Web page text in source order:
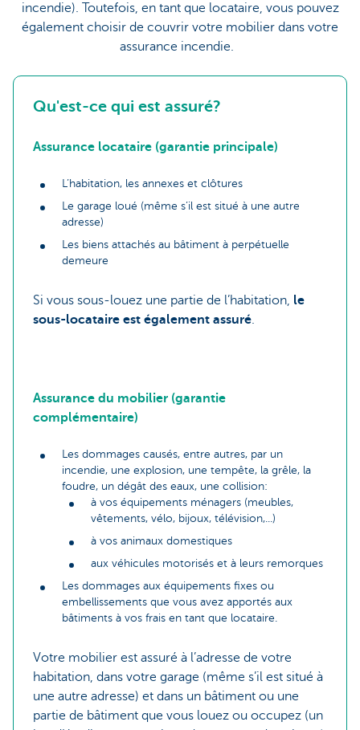
incendie). Toutefois, en tant que locataire, vous pouvez
également choisir de couvrir votre mobilier dans votre
assurance incendie.
Qu'est-ce qui est assuré?
Assurance locataire (garantie principale)
L’habitation, les annexes et clôtures
Le garage loué (même s’il est situé à une autre
adresse)
Les biens attachés au bâtiment à perpétuelle
demeure
Si vous sous-louez une partie de l’habitation, le
sous-locataire est également assuré.
Assurance du mobilier (garantie
complémentaire)
Les dommages causés, entre autres, par un
incendie, une explosion, une tempête, la grêle, la
foudre, un dégât des eaux, une collision:
à vos équipements ménagers (meubles,
vêtements, vélo, bijoux, télévision,...)
à vos animaux domestiques
aux véhicules motorisés et à leurs remorques
Les dommages aux équipements fixes ou
embellissements que vous avez apportés aux
bâtiments à vos frais en tant que locataire.
Votre mobilier est assuré à l’adresse de votre
habitation, dans votre garage (même s’il est situé à
une autre adresse) et dans un bâtiment ou une
partie de bâtiment que vous louez ou occupez (un